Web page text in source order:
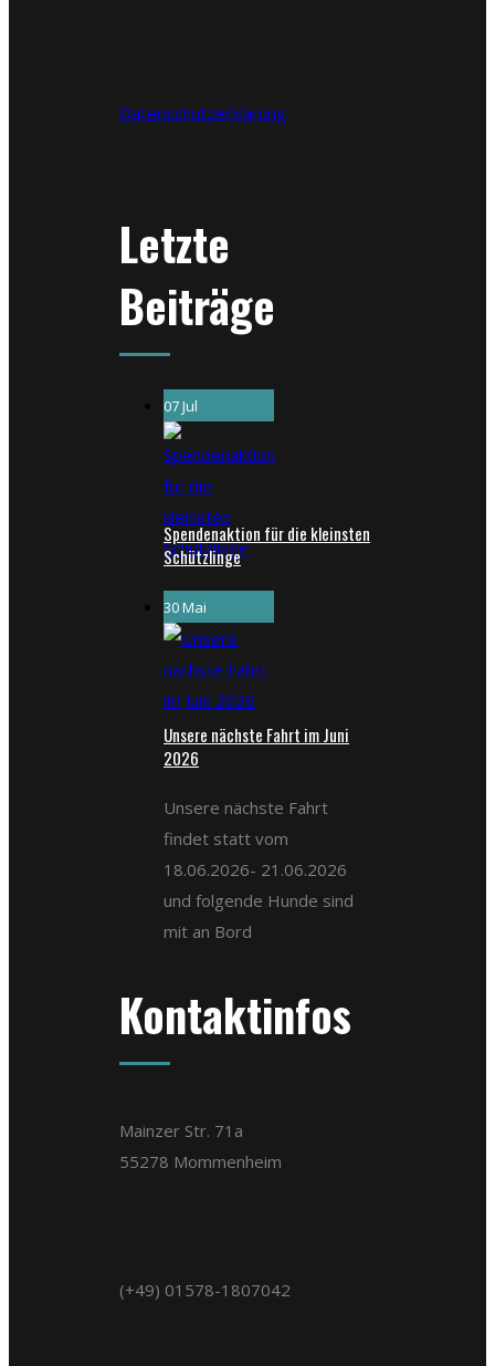
Datenschutzerklärung
Letzte
Beiträge
07 Jul
Spendenaktion für die kleinsten
Schützlinge
30 Mai
Unsere nächste Fahrt im Juni
2026
Unsere nächste Fahrt
findet statt vom
18.06.2026- 21.06.2026
und folgende Hunde sind
mit an Bord
Kontaktinfos
Mainzer Str. 71a
55278 Mommenheim
(+49) 01578-1807042